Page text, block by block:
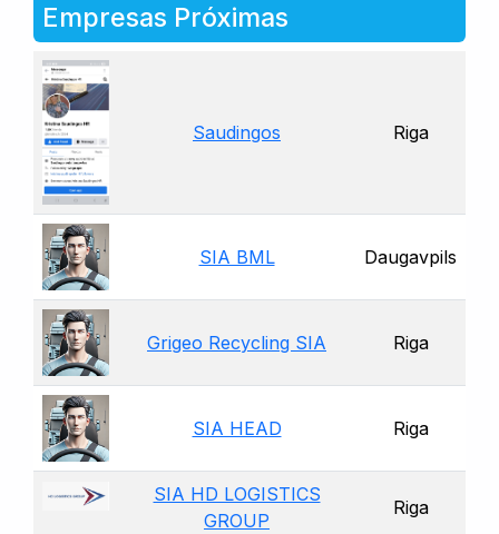
Empresas Próximas
Saudingos Riga
SIA BML Daugavpils
Grigeo Recycling SIA Riga
SIA HEAD Riga
SIA HD LOGISTICS
GROUP
Riga